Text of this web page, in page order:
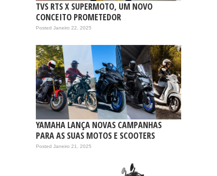
TVS RTS X SUPERMOTO, UM NOVO
CONCEITO PROMETEDOR
Posted Janeiro 22, 2025
YAMAHA LANÇA NOVAS CAMPANHAS
PARA AS SUAS MOTOS E SCOOTERS
Posted Janeiro 21, 2025